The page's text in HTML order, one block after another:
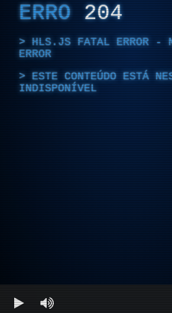
ERRO 204
HLS.JS FATAL ERROR -
ERROR
ESTE CONTEÚDO ESTÁ
INDISPONÍVEL